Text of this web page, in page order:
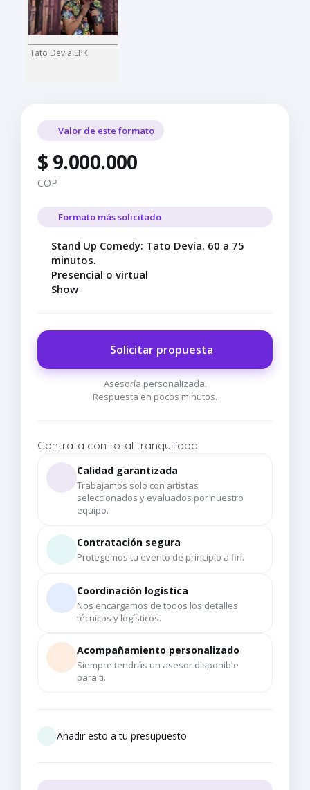
Tato Devia EPK
Valor de este formato
$ 9.000.000
COP
Formato más solicitado
Stand Up Comedy: Tato Devia. 60 a 75
minutos.
Presencial o virtual
Show
Solicitar propuesta
Asesoría personalizada.
Respuesta en pocos minutos.
Contrata con total tranquilidad
Calidad garantizada
Trabajamos solo con artistas
seleccionados y evaluados por nuestro
equipo.
Contratación segura
Protegemos tu evento de principio a fin.
Coordinación logística
Nos encargamos de todos los detalles
técnicos y logísticos.
Acompañamiento personalizado
Siempre tendrás un asesor disponible
para ti.
Añadir esto a tu presupuesto